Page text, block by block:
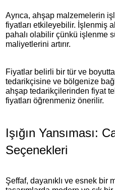
Ayrıca, ahşap malzemelerin
fiyatları etkileyebilir. İşlenmiş
pahalı olabilir çünkü işlenme
maliyetlerini artırır.
Fiyatlar belirli bir tür ve
tedarikçisine ve bölgenize
ahşap tedarikçilerinden fiyat
fiyatları öğrenmeniz önerilir.
Işığın Yansıması:
Seçenekleri
Şeffaf, dayanıklı ve esnek bir